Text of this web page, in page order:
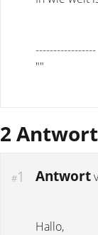
-----------------
""
2
#1 Antwort
Hallo,